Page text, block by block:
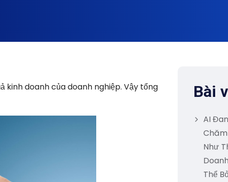
kinh doanh của doanh nghiệp. Vậy tổng
Bài
AI
Như
Thể